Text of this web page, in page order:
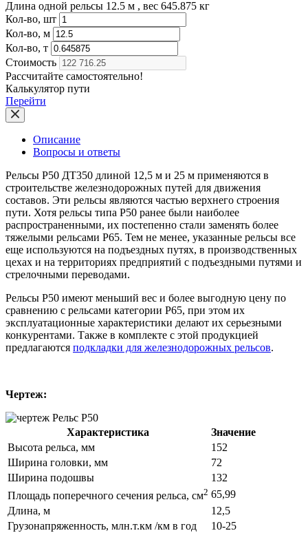
Длина одной рельсы 12.5 м , вес 645.875 кг
Кол-во, шт
Кол-во, м
Кол-во, т
Стоимость
Рассчитайте самостоятельно!
Калькулятор пути
Перейти
Описание
Вопросы и ответы
Рельсы Р50 ДТ350 длиной 12,5 м и 25 м применяются в
строительстве железнодорожных путей для движения
составов. Эти рельсы являются частью верхнего строения
пути. Хотя рельсы типа Р50 ранее были наиболее
распространенными, их постепенно стали заменять более
тяжелыми рельсами Р65. Тем не менее, указанные рельсы все
еще используются на подъездных путях, в производственных
цехах и на территориях предприятий с подъездными путями и
стрелочными переводами.
Рельсы Р50 имеют меньший вес и более выгодную цену по
сравнению с рельсами категории Р65, при этом их
эксплуатационные характеристики делают их серьезными
конкурентами. Также в комплекте с этой продукцией
предлагаются подкладки для железнодорожных рельсов.
Чертеж:
Характеристика
Значение
Высота рельса, мм
152
Ширина головки, мм
72
Ширина подошвы
132
Площадь поперечного сечения рельса, см2 65,99
Длина, м
12,5
Грузонапряженность, млн.т.км /км в год
10-25